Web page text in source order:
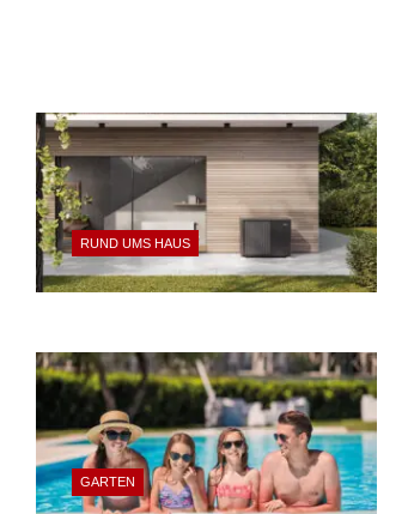
RUND UMS HAUS
GARTEN